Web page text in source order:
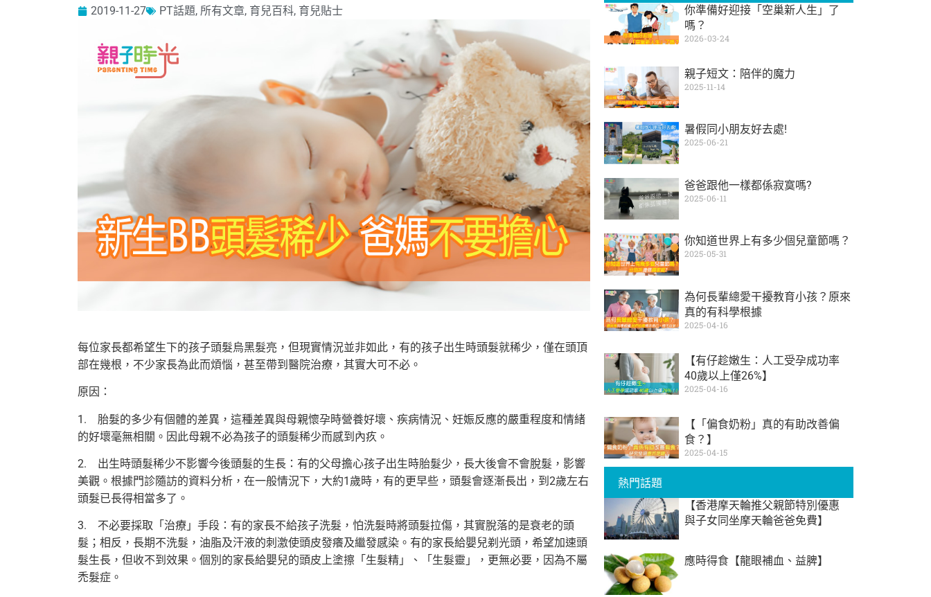
2019-11-27 PT話題, 所有文章, 育兒百科, 育兒貼士
每位家長都希望生下的孩子頭髮烏黑髮亮，但現實情況並非如此，有的孩子出生時頭髮就稀少，僅在頭頂
部在幾根，不少家長為此而煩惱，甚至帶到醫院治療，其實大可不必。
原因：
1. 胎髮的多少有個體的差異，這種差異與母親懷孕時營養好壞、疾病情況、妊娠反應的嚴重程度和情緒
的好壞毫無相關。因此母親不必為孩子的頭髮稀少而感到內疚。
2. 出生時頭髮稀少不影響今後頭髮的生長：有的父母擔心孩子出生時胎髮少，長大後會不會脫髮，影響
美觀。根據門診隨訪的資料分析，在一般情況下，大約1歲時，有的更早些，頭髮會逐漸長出，到2歲左右
頭髮已長得相當多了。
3. 不必要採取「治療」手段：有的家長不給孩子洗髮，怕洗髮時將頭髮拉傷，其實脫落的是衰老的頭
髮；相反，長期不洗髮，油脂及汗液的刺激使頭皮發癢及繼發感染。有的家長給嬰兒剃光頭，希望加速頭
髮生長，但收不到效果。個別的家長給嬰兒的頭皮上塗擦「生髮精」、「生髮靈」，更無必要，因為不屬
禿髮症。
你準備好迎接「空巢新人生」了
嗎？
2026-03-24
親子短文：陪伴的魔力
2025-11-14
暑假同小朋友好去處!
2025-06-21
爸爸跟他一樣都係寂寞嗎?
2025-06-11
你知道世界上有多少個兒童節嗎？
2025-05-31
為何長輩總愛干擾教育小孩？原來
真的有科學根據
2025-04-16
【有仔趁嫩生：人工受孕成功率
40歲以上僅26%】
2025-04-16
【「偏食奶粉」真的有助改善偏
食？】
2025-04-15
熱門話題
【香港摩天輪推父親節特別優惠
與子女同坐摩天輪爸爸免費】
應時得食【龍眼補血、益脾】